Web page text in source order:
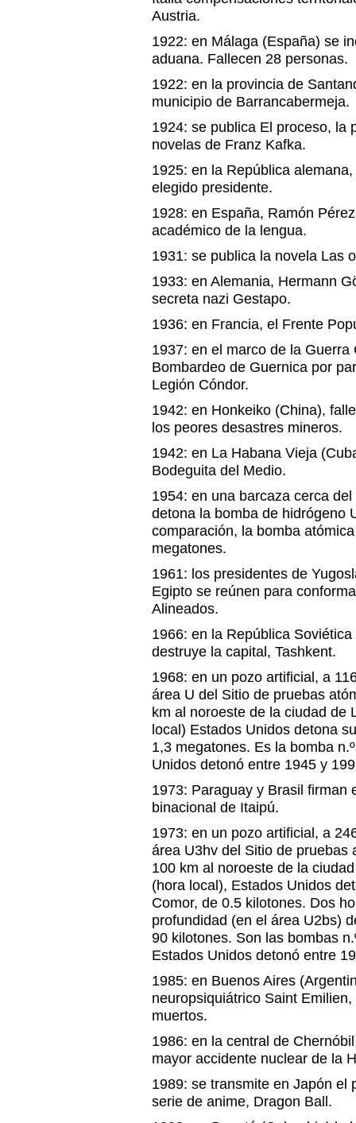
Austria.
1922: en Málaga (España) se
aduana. Fallecen 28 personas.
1922: en la provincia de
municipio de Barrancabermeja.
1924: se publica El proceso, la
novelas de Franz Kafka.
1925: en la República
elegido presidente.
1928: en España, Ramón
académico de la lengua.
1931: se publica la novela Las
1933: en Alemania, Hermann
secreta nazi Gestapo.
1936: en Francia, el Frente
1937: en el marco de la
Bombardeo de Guernica por
Legión Cóndor.
1942: en Honkeiko (China),
los peores desastres mineros.
1942: en La Habana Vieja
Bodeguita del Medio.
1954: en una barcaza cerca
detona la bomba de hidrógeno
comparación, la bomba
megatones.
1961: los presidentes de
Egipto se reúnen para
Alineados.
1966: en la República
destruye la capital, Tashkent.
1968: en un pozo artificial, a
área U del Sitio de pruebas
km al noroeste de la ciudad de
local) Estados Unidos detona
1,3 megatones. Es la bomba
Unidos detonó entre 1945 y
1973: Paraguay y Brasil firman
binacional de Itaipú.
1973: en un pozo artificial, a
área U3hv del Sitio de pruebas
100 km al noroeste de la
(hora local), Estados Unidos
Comor, de 0.5 kilotones. Dos
profundidad (en el área U2bs)
90 kilotones. Son las bombas
Estados Unidos detonó entre
1985: en Buenos Aires
neuropsiquiátrico Saint
muertos.
1986: en la central de
mayor accidente nuclear de la
1989: se transmite en Japón el
serie de anime, Dragon Ball.